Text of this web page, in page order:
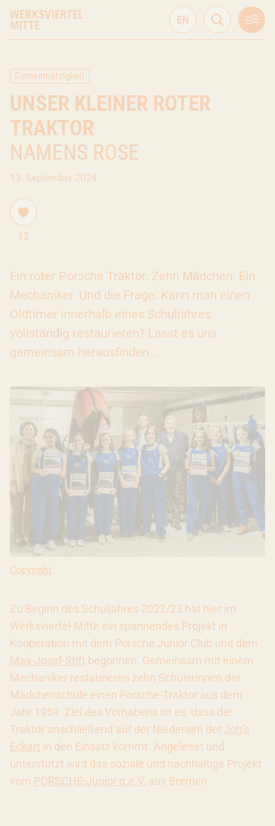
Gemeinnützigkeit
UNSER KLEINER ROTER
TRAKTOR
NAMENS ROSE
13. September 2024
12
Ein roter Porsche Traktor. Zehn Mädchen. Ein
Mechaniker. Und die Frage: Kann man einen
Oldtimer innerhalb eines Schuljahres
vollständig restaurieren? Lasst es uns
gemeinsam herausfinden…
Copyright: URKERN, Ivana Bilz
Copyright
Zu Beginn des Schuljahres 2022/23 hat hier im
Werksviertel-Mitte ein spannendes Projekt in
Kooperation mit dem Porsche Junior Club und dem
Max-Josef-Stift begonnen. Gemeinsam mit einem
Mechaniker restaurieren zehn Schülerinnen der
Mädchenschule einen Porsche-Traktor aus dem
Jahr 1959. Ziel des Vorhabens ist es, dass der
Traktor anschließend auf der Niederalm der Joh’s
Eckart in den Einsatz kommt. Angeleitet und
unterstützt wird das soziale und nachhaltige Projekt
vom PORSCHE-Junior g.e.V. aus Bremen.